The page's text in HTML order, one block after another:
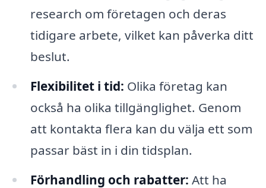
research om företagen och deras
tidigare arbete, vilket kan påverka ditt
beslut.
Flexibilitet i tid: Olika företag kan
också ha olika tillgänglighet. Genom
att kontakta flera kan du välja ett som
passar bäst in i din tidsplan.
Förhandling och rabatter: Att ha